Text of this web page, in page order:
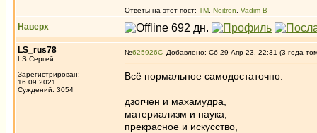
Ответы на этот пост: ТМ Neitron Vadim B
Наверх
LS_rus78
LS Сергей
Зарегистрирован:
16.09.2021
Суждений: 3054
№625926 Добавлено: Сб 29 Апр 23, 22:31 (3 года
Всё нормальное самодостаточно:
дзогчен и махамудра,
материализм и наука,
прекрасное и искусство,